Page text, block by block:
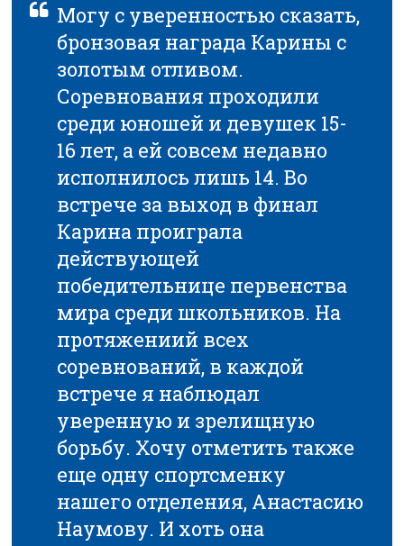
Могу с уверенностью сказать,
бронзовая награда Карины с
золотым отливом.
Соревнования проходили
среди юношей и девушек 15-
16 лет, а ей совсем недавно
исполнилось лишь 14. Во
встрече за выход в финал
Карина проиграла
действующей
победительнице первенства
мира среди школьников. На
протяжениий всех
соревнований, в каждой
встрече я наблюдал
уверенную и зрелищную
борьбу. Хочу отметить также
еще одну спортсменку
нашего отделения, Анастасию
Наумову. И хоть она